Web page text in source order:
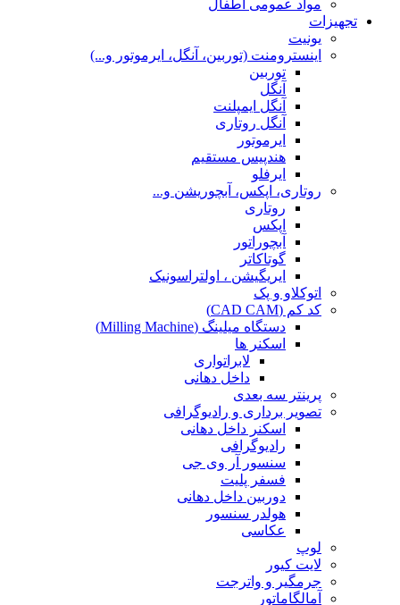
مواد عمومی اطفال
تجهیزات
یونیت
اینسترومنت (توربین، آنگل، ایرموتور و...)
توربین
آنگل
آنگل ایمپلنت
آنگل روتاری
ایرموتور
هندپیس مستقیم
ایرفلو
روتاری، اپکس، آبچوریشن و...
روتاری
اپکس
آبچوراتور
گوتاکاتر
ایریگیشن ، اولتراسونیک
اتوکلاو و پک
کد کم (CAD CAM)
دستگاه میلینگ (Milling Machine)
اسکنر ها
لابراتواری
داخل دهانی
پرینتر سه بعدی
تصویر برداری و رادیوگرافی
اسکنر داخل دهانی
رادیوگرافی
سنسور آر وی جی
فسفر پلیت
دوربین داخل دهانی
هولدر سنسور
عکاسی
لوپ
لایت کیور
جرمگیر و واترجت
آمالگاماتور